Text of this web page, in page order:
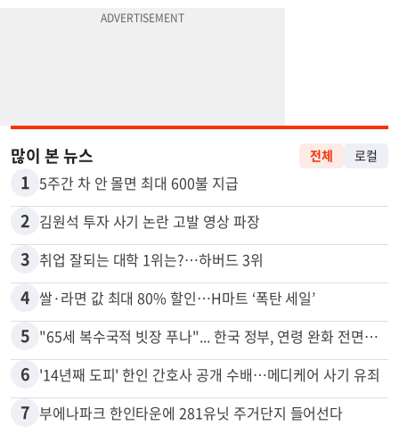
많이 본 뉴스
1 5주간 차 안 몰면 최대 600불 지급
2 김원석 투자 사기 논란 고발 영상 파장
3 취업 잘되는 대학 1위는?…하버드 3위
4 쌀·라면 값 최대 80% 할인…H마트 ‘폭탄 세일’
5 "65세 복수국적 빗장 푸나"... 한국 정부, 연령 완화 전면 추진
6 '14년째 도피' 한인 간호사 공개 수배…메디케어 사기 유죄